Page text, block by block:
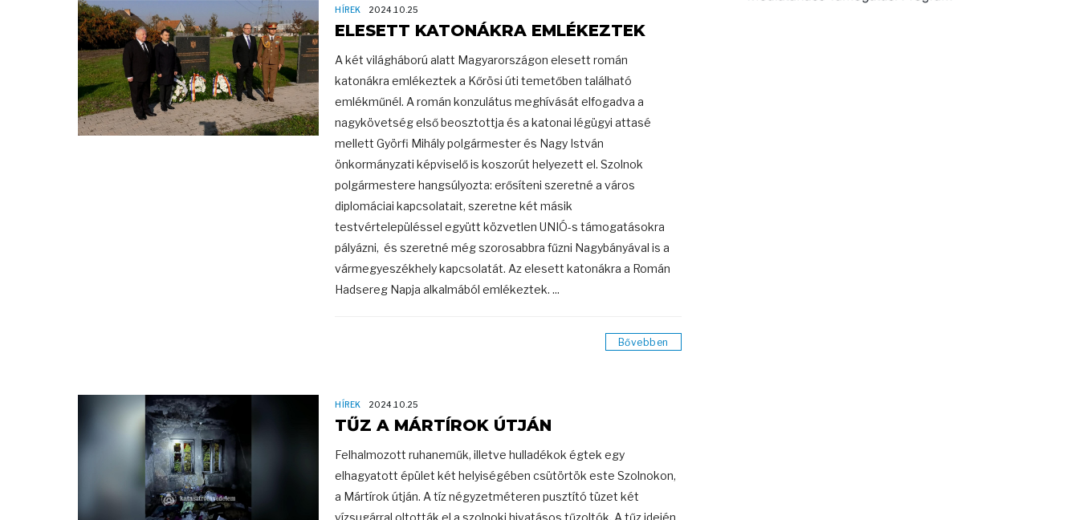
HÍREK 2024.10.25
ELESETT KATONÁKRA EMLÉKEZTEK
A két világháború alatt Magyarországon elesett román
katonákra emlékeztek a Kőrösi úti temetőben található
emlékműnél. A román konzulátus meghívását elfogadva a
nagykövetség első beosztottja és a katonai légügyi attasé
mellett Györfi Mihály polgármester és Nagy István
önkormányzati képviselő is koszorút helyezett el. Szolnok
polgármestere hangsúlyozta: erősíteni szeretné a város
diplomáciai kapcsolatait, szeretne két másik
testvértelepüléssel együtt közvetlen UNIÓ-s támogatásokra
pályázni, és szeretné még szorosabbra fűzni Nagybányával is a
vármegyeszékhely kapcsolatát. Az elesett katonákra a Román
Hadsereg Napja alkalmából emlékeztek. ...
Bővebben
HÍREK 2024.10.25
TŰZ A MÁRTÍROK ÚTJÁN
Felhalmozott ruhaneműk, illetve hulladékok égtek egy
elhagyatott épület két helyiségében csütörtök este Szolnokon,
a Mártírok útján. A tíz négyzetméteren pusztító tüzet két